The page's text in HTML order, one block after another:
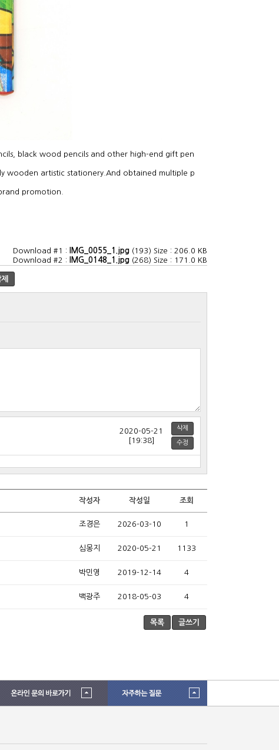
promotion.
Download #1 : IMG_0055_1.jpg (193) Size : 206.0 KB
Download #2 :
IMG_0148_1.jpg (268) Size : 171.0 KB
[19:38]
삭제
수정
작성자 작성일 조회
조경은 2026-03-10 1
심몽지 2020-05-21 1133
박민영 2019-12-14 4
백광주 2018-05-03 4
글쓰기
목록